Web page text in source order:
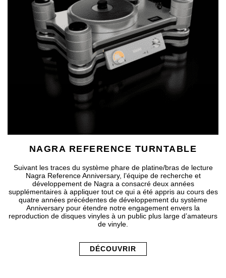
NAGRA REFERENCE TURNTABLE
Suivant les traces du système phare de platine/bras de lecture
Nagra Reference Anniversary, l’équipe de recherche et
développement de Nagra a consacré deux années
supplémentaires à appliquer tout ce qui a été appris au cours des
quatre années précédentes de développement du système
Anniversary pour étendre notre engagement envers la
reproduction de disques vinyles à un public plus large d’amateurs
de vinyle.
DÉCOUVRIR